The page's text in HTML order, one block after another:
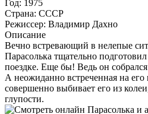
Год: 1975
Страна: СССР
Режиссер: Владимир Дахно
Описание
Вечно встревающий в нелепые
Парасолька тщательно
поездке. Еще бы! Ведь он
А неожиданно встреченная на его
совершенно выбивает его из
глупости.